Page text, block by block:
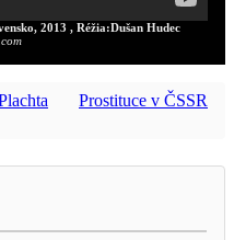
2013 , Réžia:Dušan Hudec
Prostituce v ČSSR